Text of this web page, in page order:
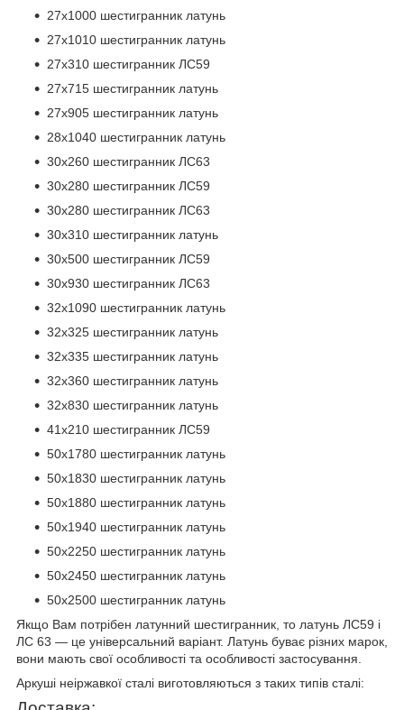
27х1000 шестигранник латунь
27х1010 шестигранник латунь
27х310 шестигранник ЛС59
27х715 шестигранник латунь
27х905 шестигранник латунь
28х1040 шестигранник латунь
30х260 шестигранник ЛС63
30х280 шестигранник ЛС59
30х280 шестигранник ЛС63
30х310 шестигранник латунь
30х500 шестигранник ЛС59
30х930 шестигранник ЛС63
32х1090 шестигранник латунь
32х325 шестигранник латунь
32х335 шестигранник латунь
32х360 шестигранник латунь
32х830 шестигранник латунь
41х210 шестигранник ЛС59
50х1780 шестигранник латунь
50х1830 шестигранник латунь
50х1880 шестигранник латунь
50х1940 шестигранник латунь
50х2250 шестигранник латунь
50х2450 шестигранник латунь
50х2500 шестигранник латунь
Якщо Вам потрібен латунний шестигранник, то латунь ЛС59 і
ЛС 63 — це універсальний варіант. Латунь буває різних марок,
вони мають свої особливості та особливості застосування.
Аркуші неіржавкої сталі виготовляються з таких типів сталі: